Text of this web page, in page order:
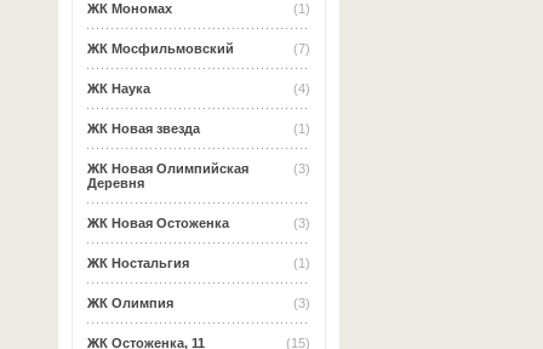
(1)
ЖК Мономах
(7)
ЖК Мосфильмовский
(4)
ЖК Наука
(1)
ЖК Новая звезда
(3)
ЖК Новая Олимпийская
Деревня
(3)
ЖК Новая Остоженка
(1)
ЖК Ностальгия
(3)
ЖК Олимпия
(15)
ЖК Остоженка, 11